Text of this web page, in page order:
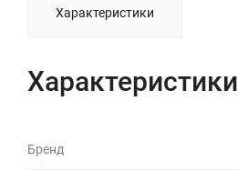
Характеристики
Характеристики
Бренд